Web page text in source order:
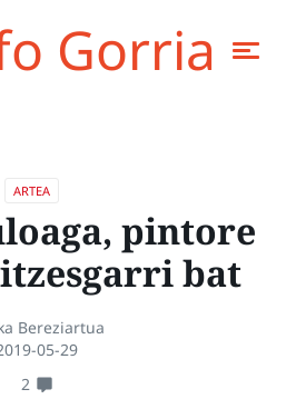
Gorria
ARTEA
pintore
bat
Bereziartua
05-29
2